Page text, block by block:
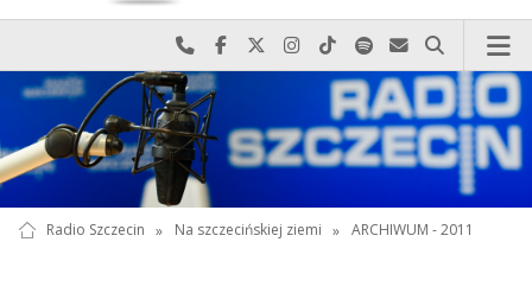
Najlepiej po prostu do nas zadzwoń
Odwiedź nas na Facebook-u
Odwiedź nas na X
Odwiedź nas na Instagram-ie
Odwiedź nas na TikTok-u
Szukaj nas na Spotify
Wyślij do nas
Szukaj
Radio Szczecin » Na szczecińskiej ziemi » ARCHIWUM - 2011